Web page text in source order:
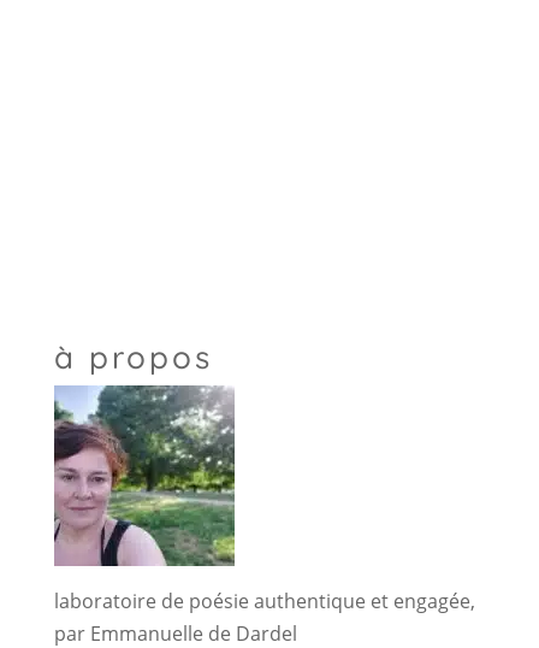
à propos
laboratoire de poésie authentique et engagée,
par Emmanuelle de Dardel